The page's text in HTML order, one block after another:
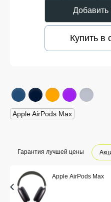
Добавить
Купить в
Apple AirPods Max
Гарантия лучшей цены
Apple AirPods Max